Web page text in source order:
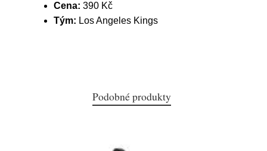
Cena: 390 Kč
Tým: Los Angeles Kings
Podobné produkty